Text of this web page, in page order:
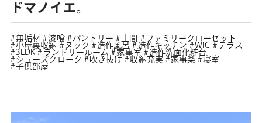
ドマノイエ。
無垢材 漆喰 パントリー 土間
ファミリークローゼット
小屋裏収納
ヌック 造作風呂 造作キッチン WIC
テラス
3LDK
ランドリールーム 家事室
造作洗面化粧台
シューズクローク
吹き抜け 収納充実 家事楽
寝室
子供部屋